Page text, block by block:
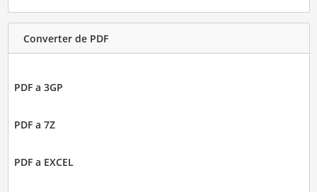
Converter de PDF
PDF a 3GP
PDF a 7Z
PDF a EXCEL